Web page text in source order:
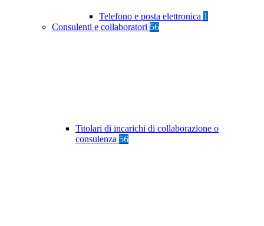
Telefono e posta elettronica 1
Consulenti e collaboratori 56
Titolari di incarichi di collaborazione o
consulenza 56